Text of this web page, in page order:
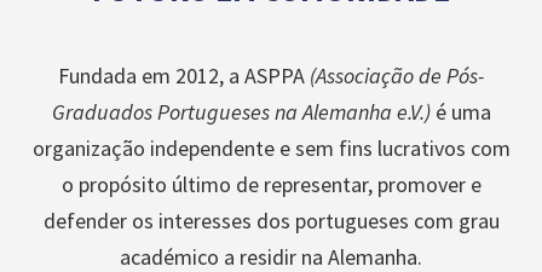
Fundada em 2012, a ASPPA (Associação de Pós-
Graduados Portugueses na Alemanha e.V.)é uma
organização independente e sem fins lucrativos com
o propósito último de representar, promover e
defender os interesses dos portugueses com grau
académico a residir na Alemanha.